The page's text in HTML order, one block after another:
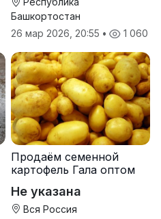
Башкортостан
26 мар 2026, 20:55 • 1 060
Продаём семенной
картофель Гала оптом
Не указана
Вся Россия